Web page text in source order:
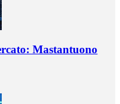
Mastantuono